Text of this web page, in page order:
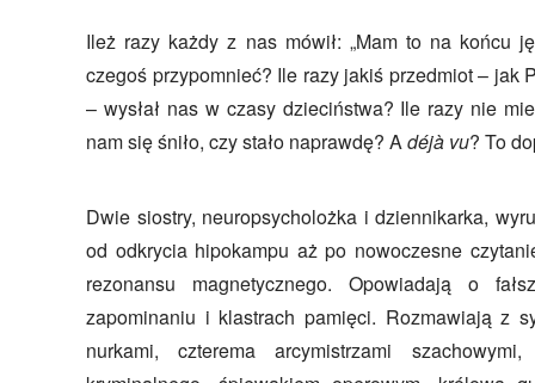
Ileż razy każdy z nas mówił: „Mam to na końcu
czegoś przypomnieć? Ile razy jakiś przedmiot – jak
– wysłał nas w czasy dzieciństwa? Ile razy nie
nam się śniło, czy stało naprawdę? Adéjà vu? To
Dwie siostry, neuropsycholożka i dziennikarka,
od odkrycia hipokampu aż po nowoczesne
rezonansu magnetycznego. Opowiadają o
zapominaniu i klastrach pamięci. Rozmawiają z
nurkami, czterema arcymistrzami